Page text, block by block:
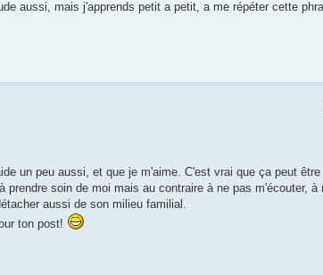
aussi, mais j'apprends petit a petit, a me répéter cette
un peu aussi, et que je m'aime. C'est vrai que ça peut être
soin de moi mais au contraire à ne pas m'écouter, à
aussi de son milieu familial.
ton post!